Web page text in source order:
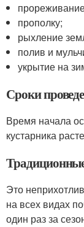
прополку;
рыхление
полив и
укрытие на
Сроки
Время начала
кустарника
Это
на всех видах
один раз за